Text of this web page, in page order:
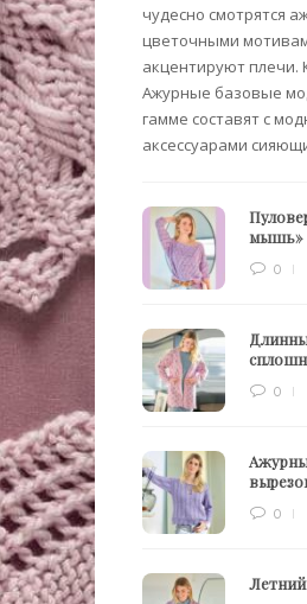
чудесно смотрятся
цветочными
акцентируют
Ажурные базовые
гамме составят с
аксессуарами
мышь»
0
0
0